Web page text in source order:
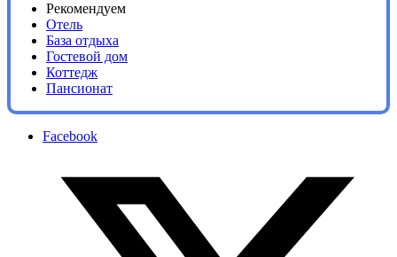
Рекомендуем
Отель
База отдыха
Гостевой дом
Коттедж
Пансионат
Facebook